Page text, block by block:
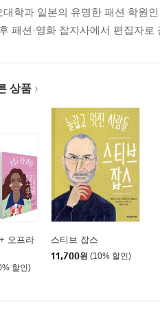
대학과 일본의 유명한 패션 학원
패션·영화 잡지사에서 편집자
상품
오프라
할인)
스티브 잡스
11,700원 (10% 할인)